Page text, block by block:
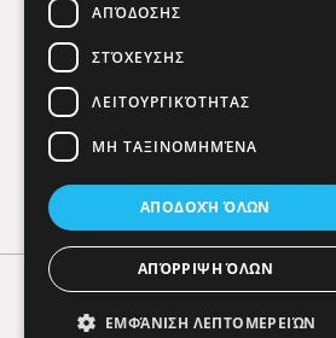
HERE. All
ΑΠΌΔΟΣΗΣ
ΣΤΌΧΕΥΣΗΣ
ΛΕΙΤΟΥΡΓΙΚΌΤΗΤΑΣ
ΜΗ ΤΑΞΙΝΟΜΗΜΈΝΑ
ΑΠΟΔΟΧΉ ΌΛΩΝ
ΑΠΌΡΡΙΨΗ ΌΛΩΝ
ΕΜΦΆΝΙΣΗ ΛΕΠΤΟΜΕΡΕΙΏΝ